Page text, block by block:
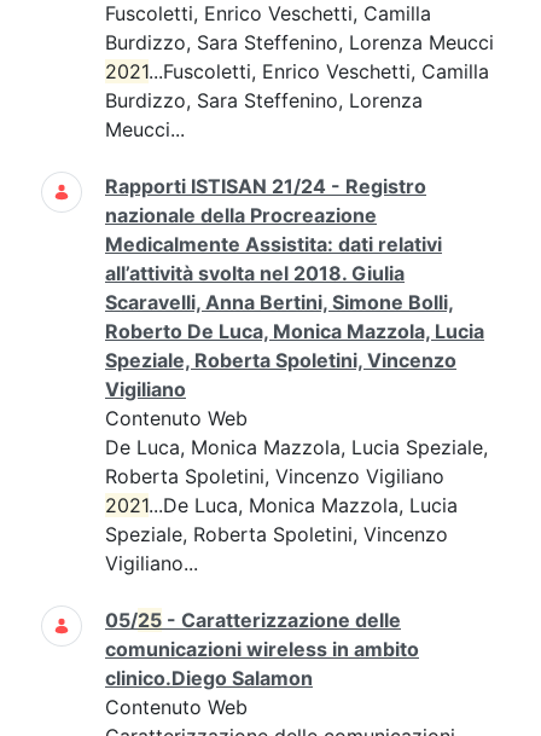
Fuscoletti, Enrico Veschetti, Camilla
Burdizzo, Sara Steffenino, Lorenza Meucci
2021...Fuscoletti, Enrico Veschetti, Camilla
Burdizzo, Sara Steffenino, Lorenza
Meucci...
Rapporti ISTISAN 21/24 - Registro
nazionale della Procreazione
Medicalmente Assistita: dati relativi
all’attività svolta nel 2018. Giulia
Scaravelli, Anna Bertini, Simone Bolli,
Roberto De Luca, Monica Mazzola, Lucia
Speziale, Roberta Spoletini, Vincenzo
Vigiliano
Contenuto Web
De Luca, Monica Mazzola, Lucia Speziale,
Roberta Spoletini, Vincenzo Vigiliano
2021...De Luca, Monica Mazzola, Lucia
Speziale, Roberta Spoletini, Vincenzo
Vigiliano...
05/25 - Caratterizzazione delle
comunicazioni wireless in ambito
clinico.Diego Salamon
Contenuto Web